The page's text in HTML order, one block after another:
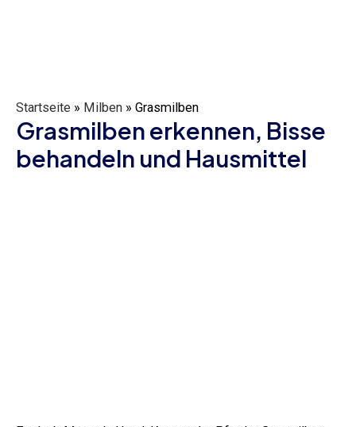
Startseite » Milben » Grasmilben
Grasmilben erkennen, Bisse
behandeln und Hausmittel